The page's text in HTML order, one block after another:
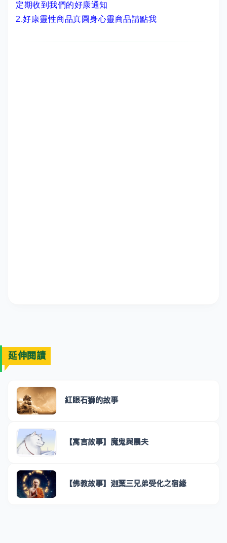
定期收到我們的好康通知
2.好康靈性商品真圓身心靈商品請點我
延伸閱讀
紅眼石獅的故事
【寓言故事】魔鬼與農夫
【佛教故事】迦葉三兄弟受化之宿緣